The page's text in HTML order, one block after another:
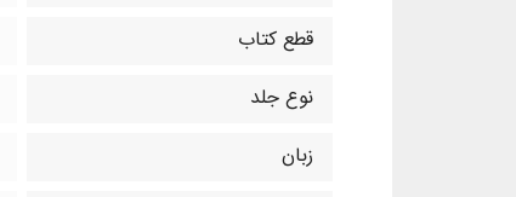
قطع کتاب
نوع جلد
زبان